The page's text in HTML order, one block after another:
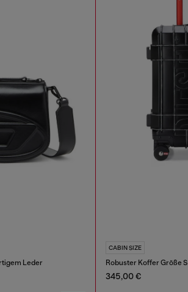
Leder
CABIN SIZE
Robuster Koffer Größe S
345,00 €